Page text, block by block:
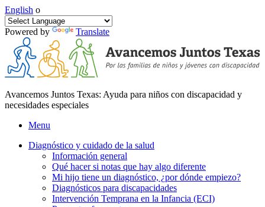
English o
Powered by Translate
Avancemos Juntos Texas: Ayuda para niños con discapacidad y
necesidades especiales
Menu
Diagnóstico y cuidado de la salud
Información general
Qué hacer si notas que hay algo diferente
Mi hijo tiene un diagnóstico, ¿por dónde empiezo?
Diagnósticos para discapacidades
Intervención Temprana en la Infancia (ECI)